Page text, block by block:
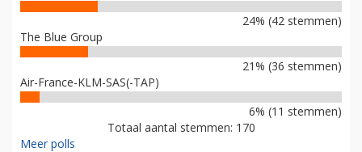
24% (42 stemmen)
The Blue Group
21% (36 stemmen)
Air-France-KLM-SAS(-TAP)
6% (11 stemmen)
Totaal aantal stemmen: 170
Meer polls